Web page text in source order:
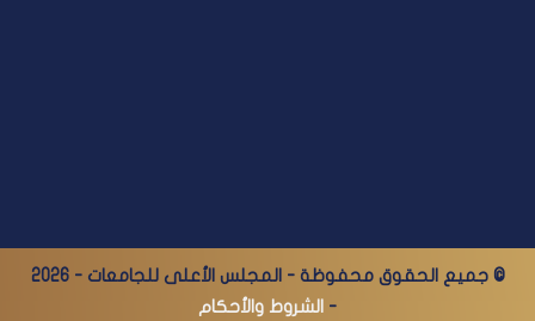
© جميع الحقوق محفوظة - المجلس الأعلى للجامعات - 2026
- الشروط والأحكام